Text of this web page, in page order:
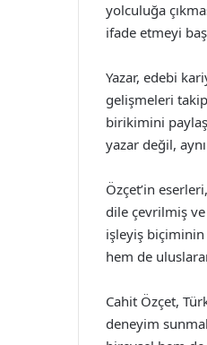
yolculuğa
ifade etmeyi
Yazar, edebi
gelişmeleri
birikimini
yazar değil,
Özçet’in
dile çevrilmiş ve
işleyiş
hem de
Cahit Özçet,
deneyim